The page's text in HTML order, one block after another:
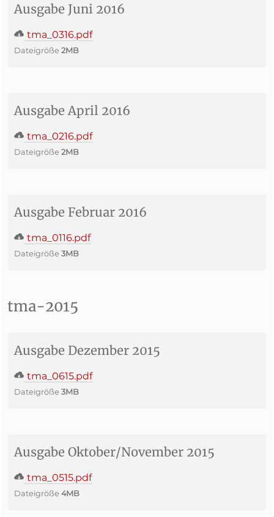
Ausgabe Juni 2016
tma_0316.pdf
Dateigröße 2MB
Ausgabe April 2016
tma_0216.pdf
Dateigröße 2MB
Ausgabe Februar 2016
tma_0116.pdf
Dateigröße 3MB
tma-2015
Ausgabe Dezember 2015
tma_0615.pdf
Dateigröße 3MB
Ausgabe Oktober/November 2015
tma_0515.pdf
Dateigröße 4MB